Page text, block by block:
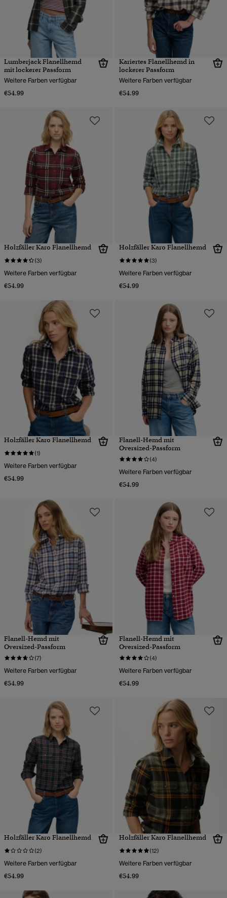
Lumberjack Flanellhemd
mit lockerer Passform
Weitere Farben verfügbar
€54.99
Kariertes Flanellhemd in
lockerer Passform
Weitere Farben verfügbar
€54.99
Holzfäller Karo Flanellhemd
(3)
Weitere Farben verfügbar
€54.99
Holzfäller Karo Flanellhemd
(3)
Weitere Farben verfügbar
€54.99
Holzfäller Karo Flanellhemd
(1)
Weitere Farben verfügbar
€54.99
Flanell-Hemd mit
Oversized-Passform
(4)
Weitere Farben verfügbar
€54.99
Flanell-Hemd mit
Oversized-Passform
(7)
Weitere Farben verfügbar
€54.99
Flanell-Hemd mit
Oversized-Passform
(4)
Weitere Farben verfügbar
€54.99
Holzfäller Karo Flanellhemd
(2)
Weitere Farben verfügbar
€54.99
Holzfäller Karo Flanellhemd
(12)
Weitere Farben verfügbar
€54.99